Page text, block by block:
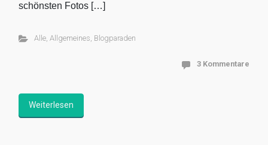
schönsten Fotos […]
Alle, Allgemeines, Blogparaden
3 Kommentare
Weiterlesen